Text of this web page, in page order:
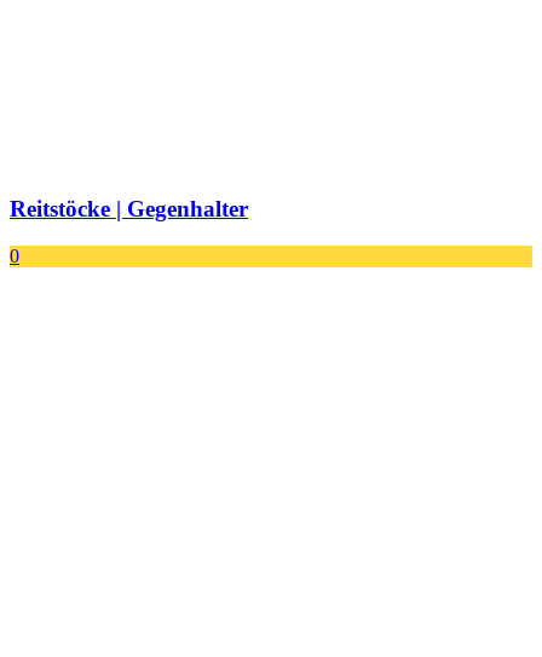
Reitstöcke | Gegenhalter
0